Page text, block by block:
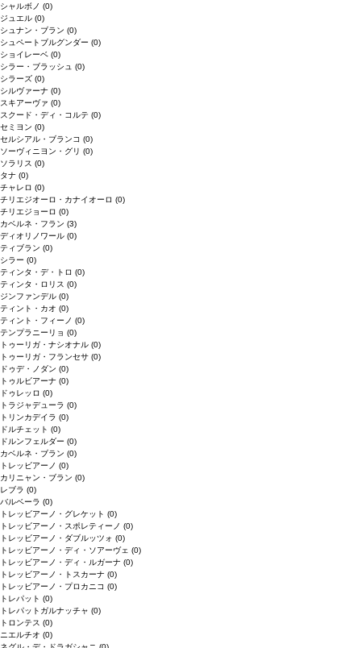
シャルボノ (0)
ジュエル (0)
シュナン・ブラン (0)
シュペートブルグンダー (0)
ショイレーベ (0)
シラー・ブラッシュ (0)
シラーズ (0)
シルヴァーナ (0)
スキアーヴァ (0)
スクード・ディ・コルテ (0)
セミヨン (0)
セルシアル・ブランコ (0)
ソーヴィニヨン・グリ (0)
ソラリス (0)
タナ (0)
チャレロ (0)
チリエジオーロ・カナイオーロ (0)
チリエジョーロ (0)
カベルネ・フラン (3)
ディオリノワール (0)
ティブラン (0)
シラー (0)
ティンタ・デ・トロ (0)
ティンタ・ロリス (0)
ジンファンデル (0)
ティント・カオ (0)
ティント・フィーノ (0)
テンプラニーリョ (0)
トゥーリガ・ナシオナル (0)
トゥーリガ・フランセサ (0)
ドゥデ・ノダン (0)
トゥルビアーナ (0)
ドゥレッロ (0)
トラジャデューラ (0)
トリンカデイラ (0)
ドルチェット (0)
ドルンフェルダー (0)
カベルネ・ブラン (0)
トレッビアーノ (0)
カリニャン・ブラン (0)
レブラ (0)
バルベーラ (0)
トレッビアーノ・グレケット (0)
トレッビアーノ・スポレティーノ (0)
トレッビアーノ・ダブルッツォ (0)
トレッビアーノ・ディ・ソアーヴェ (0)
トレッビアーノ・ディ・ルガーナ (0)
トレッビアーノ・トスカーナ (0)
トレッビアーノ・プロカニコ (0)
トレパット (0)
トレパットガルナッチャ (0)
トロンテス (0)
ニエルチオ (0)